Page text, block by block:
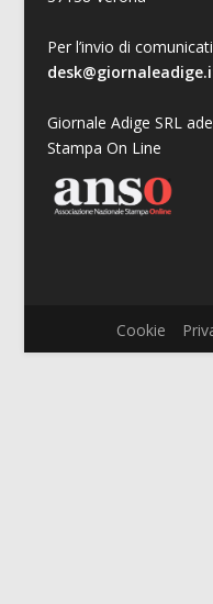
Per l’invio di
Giornale Adige SRL
Stampa On Line
Cookie